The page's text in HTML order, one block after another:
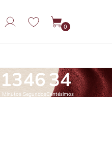
0
13
Minutos
45
Segundos
46
Centésimos